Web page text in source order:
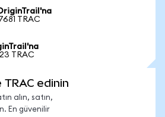
TRAC
TRAC
edinin
alın, satın,
En güvenilir